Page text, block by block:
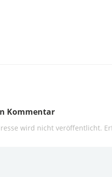
Kommentar
wird nicht veröffentlicht.